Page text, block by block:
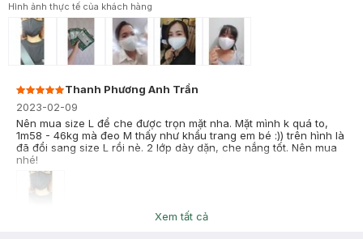
Hình ảnh thực tế của khách hàng
Thanh Phương Anh Trần
2023-02-09
Nên mua size L để che được trọn mặt nha. Mặt mình k quá to,
1m58 - 46kg mà đeo M thấy như khẩu trang em bé :)) trên hình là
đã đổi sang size L rồi nè. 2 lớp dày dặn, che nắng tốt. Nên mua
nhé!
Xem tất cả